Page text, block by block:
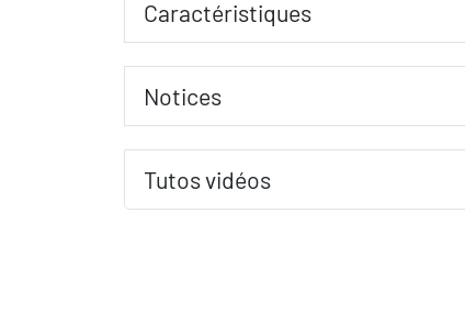
Caractéristiques
Notices
Tutos vidéos